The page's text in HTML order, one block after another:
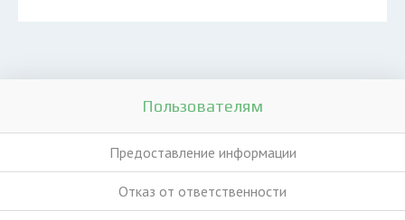
Пользователям
Предоставление информации
Отказ от ответственности